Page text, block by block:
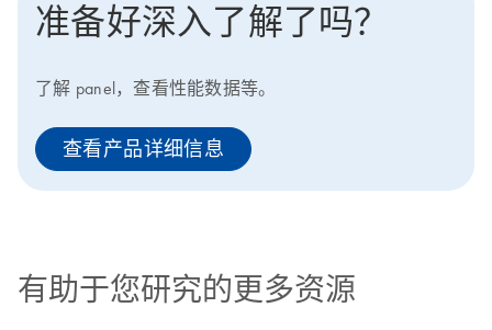
准备好深入了解了吗？
了解 panel，查看性能数据等。
查看产品详细信息
有助于您研究的更多资源